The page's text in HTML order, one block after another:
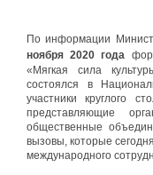
По информации
ноября 2020 года
«Мягкая сила
состоялся в
участники круглого
представляющие
общественные
вызовы, которые
международного